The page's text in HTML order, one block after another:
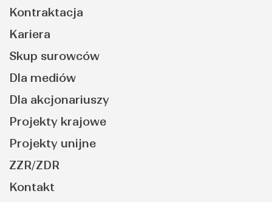
Kontraktacja
Kariera
Skup surowców
Dla mediów
Dla akcjonariuszy
Projekty krajowe
Projekty unijne
ZZR/ZDR
Kontakt